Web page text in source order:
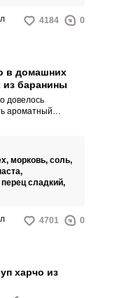
4184 0
в домашних
из баранины
довелось
ароматный
в
морковь, соль,
сладкий,
4701 0
харчо из